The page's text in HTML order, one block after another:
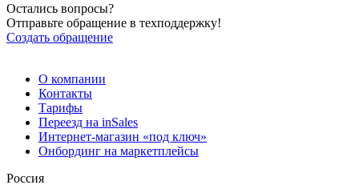
Остались вопросы?
Отправьте обращение в техподдержку!
Создать обращение
О компании
Контакты
Тарифы
Переезд на inSales
Интернет-магазин «под ключ»
Онбординг на маркетплейсы
Россия